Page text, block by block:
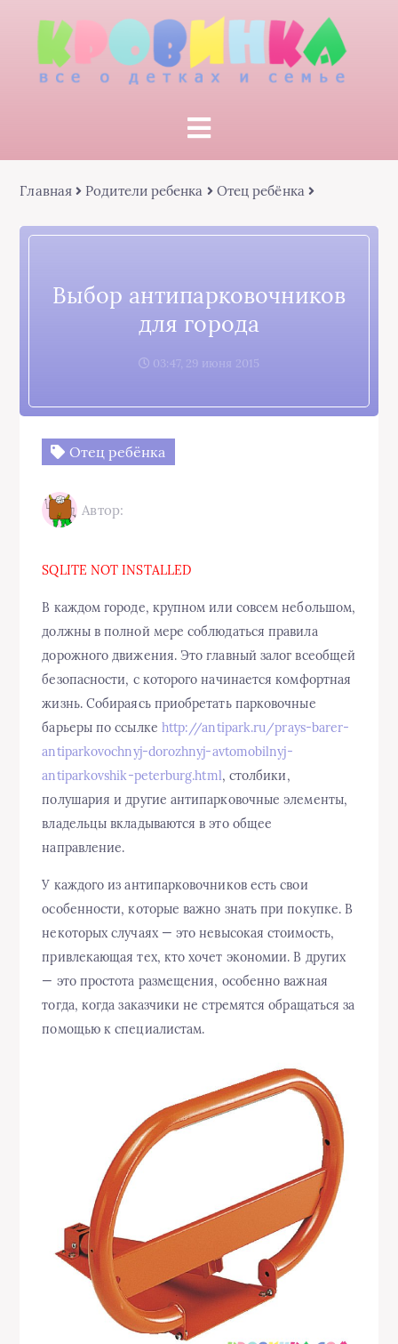
Главная Родители ребенка Отец ребёнка
Выбор антипарковочников
для города
03:47, 29 июня 2015
Отец ребёнка
Автор:
SQLITE NOT INSTALLED
В каждом городе, крупном или совсем небольшом,
должны в полной мере соблюдаться правила
дорожного движения. Это главный залог всеобщей
безопасности, с которого начинается комфортная
жизнь. Собираясь приобретать парковочные
барьеры по ссылке http://antipark.ru/prays-barer-
antiparkovochnyj-dorozhnyj-avtomobilnyj-
antiparkovshik-peterburg.html, столбики,
полушария и другие антипарковочные элементы,
владельцы вкладываются в это общее
направление.
У каждого из антипарковочников есть свои
особенности, которые важно знать при покупке. В
некоторых случаях — это невысокая стоимость,
привлекающая тех, кто хочет экономии. В других
— это простота размещения, особенно важная
тогда, когда заказчики не стремятся обращаться за
помощью к специалистам.